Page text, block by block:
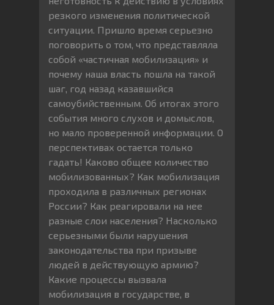
резкого изменения политической
ситуации. Пришло время серьезно
поговорить о том, что представляла
собой «частичная мобилизация» и
почему наша власть пошла на такой
шаг, год назад казавшийся
самоубийственным. Об итогах этого
события много слухов и домыслов,
но мало проверенной информации. О
перспективах остается только
гадать! Каково общее количество
мобилизованных? Как мобилизация
проходила в различных регионах
России? Как реагировали на нее
разные слои населения? Насколько
серьезными были нарушения
законодательства при призыве
людей в действующую армию?
Какие процессы вызвала
мобилизация в государстве, в